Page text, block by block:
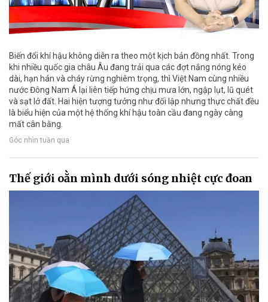
Biến đổi khí hậu không diễn ra theo một kịch bản đồng nhất. Trong
khi nhiều quốc gia châu Âu đang trải qua các đợt nắng nóng kéo
dài, hạn hán và cháy rừng nghiêm trọng, thì Việt Nam cùng nhiều
nước Đông Nam Á lại liên tiếp hứng chịu mưa lớn, ngập lụt, lũ quét
và sạt lở đất. Hai hiện tượng tưởng như đối lập nhưng thực chất đều
là biểu hiện của một hệ thống khí hậu toàn cầu đang ngày càng
mất cân bằng.
Góc nhìn tuần qua
Thế giới oằn mình dưới sóng nhiệt cực đoan